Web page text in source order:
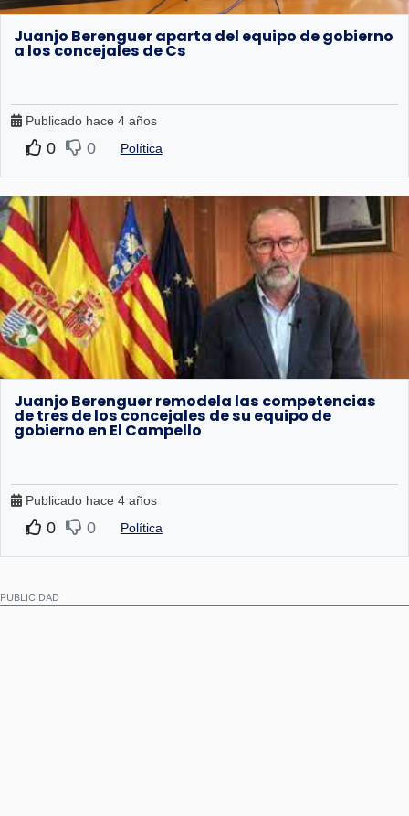
Juanjo Berenguer aparta del equipo de gobierno
a los concejales de Cs
Publicado hace 4 años
0 0 Política
Juanjo Berenguer remodela las competencias
de tres de los concejales de su equipo de
gobierno en El Campello
Publicado hace 4 años
0 0 Política
PUBLICIDAD